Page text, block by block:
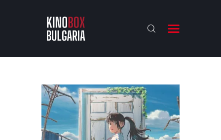
KINOBOX BULGARIA
АНАЛИЗИ
БАХТИ НАГРАДИТЕ
ИНТЕРВЮТА